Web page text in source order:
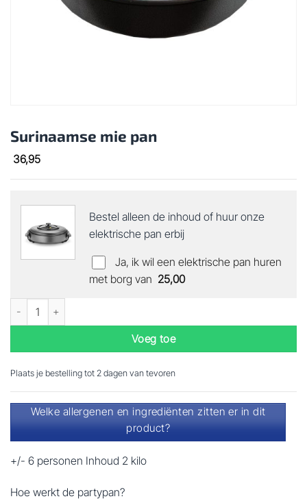
Surinaamse mie pan
36,95
Bestel alleen de inhoud of huur onze
elektrische pan erbij
Ja, ik wil een elektrische pan huren
met borg van 25,00
Surinaamse mie pan aantal
Voeg toe
Plaats je bestelling tot 2 dagen van tevoren
Welke allergenen en ingrediënten zitten er in dit
product?
+/- 6 personen Inhoud 2 kilo
Hoe werkt de partypan?